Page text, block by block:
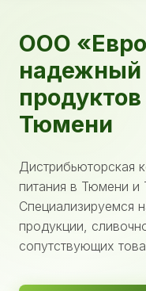
ООО
надежный
Тюмени
Дистрибьюторская
питания в Тюмени и
Специализируемся
продукции,
сопутствующих